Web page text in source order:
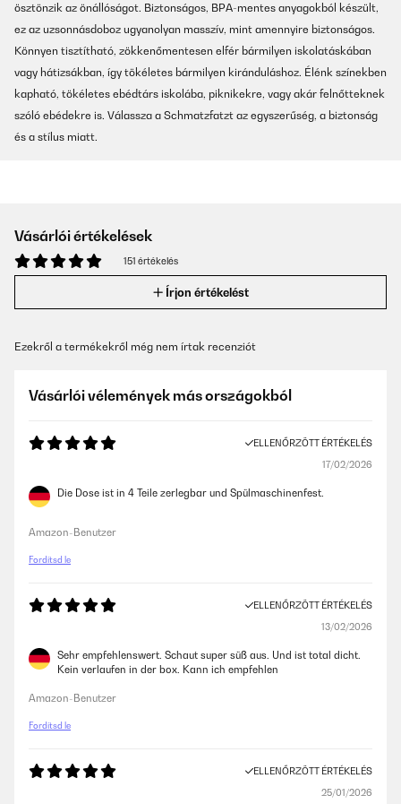
ösztönzik az önállóságot. Biztonságos, BPA-mentes anyagokból készült,
ez az uzsonnásdoboz ugyanolyan masszív, mint amennyire biztonságos.
Könnyen tisztítható, zökkenőmentesen elfér bármilyen iskolatáskában
vagy hátizsákban, így tökéletes bármilyen kiránduláshoz. Élénk színekben
kapható, tökéletes ebédtárs iskolába, piknikekre, vagy akár felnőtteknek
szóló ebédekre is. Válassza a Schmatzfatzt az egyszerűség, a biztonság
és a stílus miatt.
Vásárlói értékelések
151 értékelés
Írjon értékelést
Ezekről a termékekről még nem írtak recenziót
Vásárlói vélemények más országokból
ELLENŐRZÖTT ÉRTÉKELÉS
17/02/2026
Die Dose ist in 4 Teile zerlegbar und Spülmaschinenfest.
Amazon-Benutzer
Fordítsd le
ELLENŐRZÖTT ÉRTÉKELÉS
13/02/2026
Sehr empfehlenswert. Schaut super süß aus. Und ist total dicht.
Kein verlaufen in der box. Kann ich empfehlen
Amazon-Benutzer
Fordítsd le
ELLENŐRZÖTT ÉRTÉKELÉS
25/01/2026